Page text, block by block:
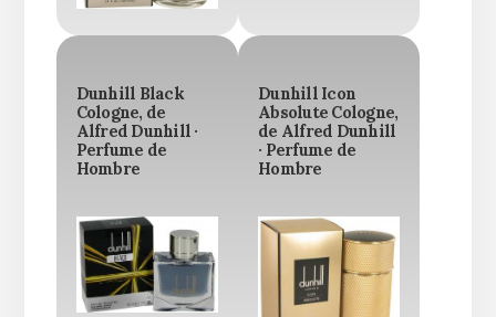
Dunhill Black
Cologne, de
Alfred Dunhill ·
Perfume de
Hombre
Dunhill Icon
Absolute Cologne,
de Alfred Dunhill
· Perfume de
Hombre